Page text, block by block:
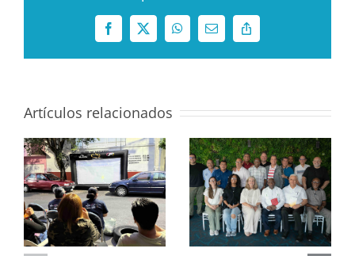
Facebook
X WhatsAppCorreo
electrónico
Copy
Link
Artículos relacionados